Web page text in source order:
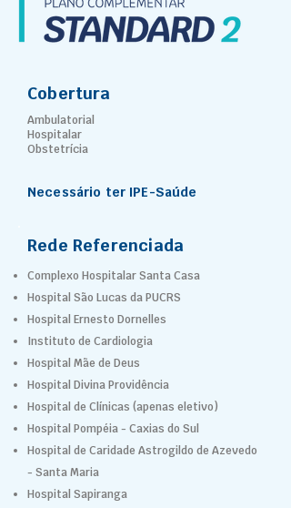
Cobertura
Ambulatorial
Hospitalar
Obstetrícia
Necessário ter IPE-Saúde
Rede Referenciada
Complexo Hospitalar Santa Casa
Hospital São Lucas da PUCRS
Hospital Ernesto Dornelles
Instituto de Cardiologia
Hospital Mãe de Deus
Hospital Divina Providência
Hospital de Clínicas (apenas eletivo)
Hospital Pompéia - Caxias do Sul
Hospital de Caridade Astrogildo de Azevedo
- Santa Maria
Hospital Sapiranga